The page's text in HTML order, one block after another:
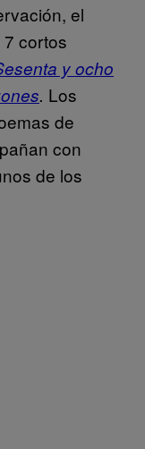
el
cortos
y ocho
. Los
de
con
de los